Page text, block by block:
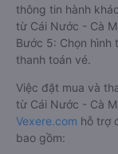
thông tin hành
từ Cái Nước - Cà
Bước 5: Chọn hình
thanh toán vé.
Việc đặt mua và
từ Cái Nước - Cà
Vexere.com hỗ trợ
bao gồm: